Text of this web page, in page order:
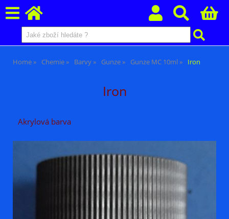
Home Chemie Barvy Gunze Gunze MC 10ml Iron
Iron
Akrylová barva